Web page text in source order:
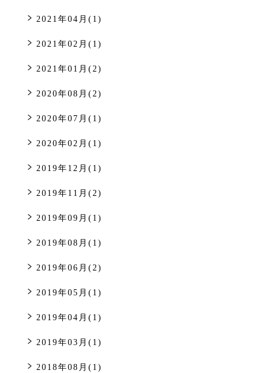
2021年04月(1)
2021年02月(1)
2021年01月(2)
2020年08月(2)
2020年07月(1)
2020年02月(1)
2019年12月(1)
2019年11月(2)
2019年09月(1)
2019年08月(1)
2019年06月(2)
2019年05月(1)
2019年04月(1)
2019年03月(1)
2018年08月(1)